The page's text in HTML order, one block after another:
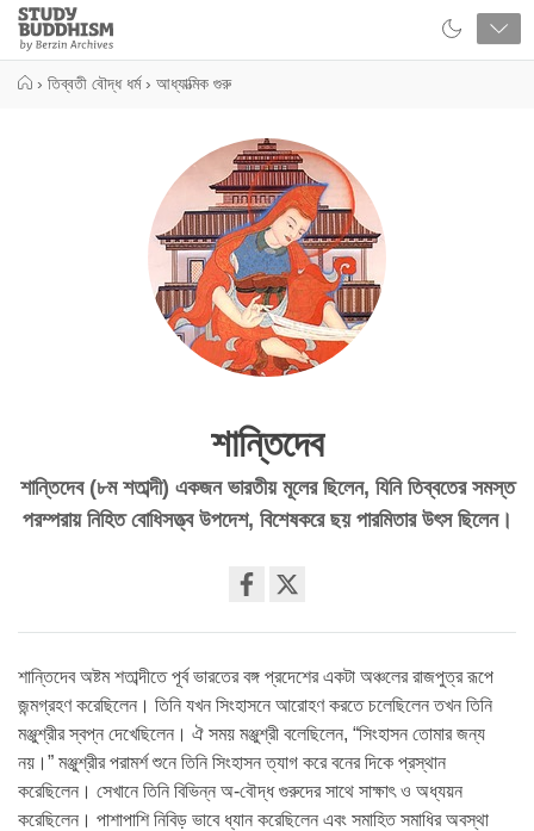
Close
Study
Buddhism
› তিব্বতী বৌদ্ধ ধর্ম › আধ্যাত্মিক গুরু
শান্তিদেব
শান্তিদেব (৮ম শতাব্দী) একজন ভারতীয় মূলের ছিলেন, যিনি তিব্বতের সমস্ত
পরম্পরায় নিহিত বোধিসত্ত্ব উপদেশ, বিশেষকরে ছয় পারমিতার উৎস ছিলেন।
facebook
শান্তিদেব অষ্টম শতাব্দীতে পূর্ব ভারতের বঙ্গ প্রদেশের একটা অঞ্চলের রাজপুত্র রূপে
জন্মগ্রহণ করেছিলেন। তিনি যখন সিংহাসনে আরোহণ করতে চলেছিলেন তখন তিনি
মঞ্জুশ্রীর স্বপ্ন দেখেছিলেন। ঐ সময় মঞ্জুশ্রী বলেছিলেন, “সিংহাসন তোমার জন্য
নয়।” মঞ্জুশ্রীর পরামর্শ শুনে তিনি সিংহাসন ত্যাগ করে বনের দিকে প্রস্থান
করেছিলেন। সেখানে তিনি বিভিন্ন অ-বৌদ্ধ গুরুদের সাথে সাক্ষাৎ ও অধ্যয়ন
করেছিলেন। পাশাপাশি নিবিড় ভাবে ধ্যান করেছিলেন এবং সমাহিত সমাধির অবস্থা